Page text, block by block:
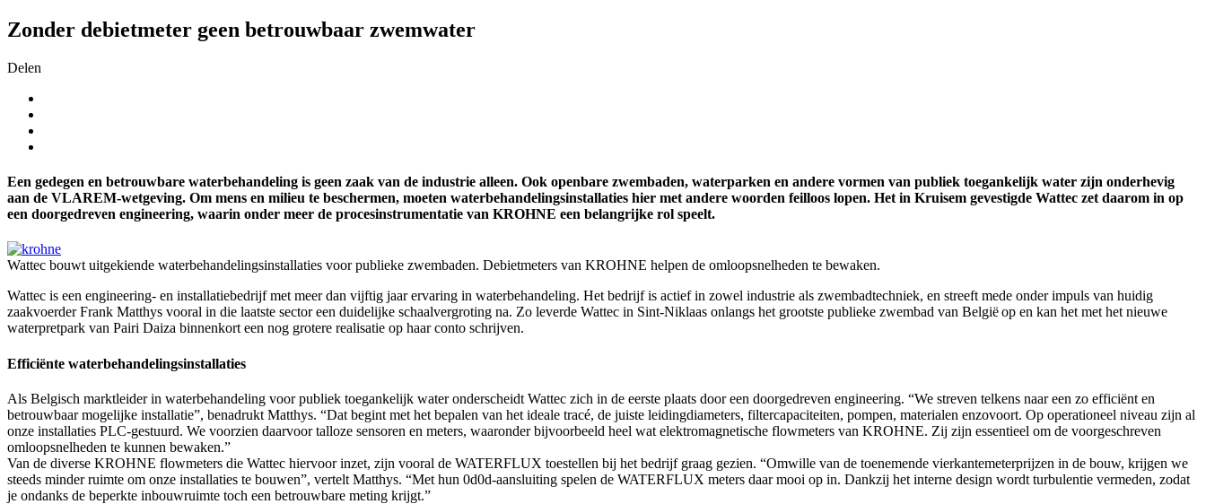
Zonder debietmeter geen betrouwbaar zwemwater
Delen
Een gedegen en betrouwbare waterbehandeling is geen zaak van de industrie alleen. Ook openbare zwembaden, waterparken en andere vormen van publiek toegankelijk water zijn onderhevig
aan de VLAREM-wetgeving. Om mens en milieu te beschermen, moeten waterbehandelingsinstallaties hier met andere woorden feilloos lopen. Het in Kruisem gevestigde Wattec zet daarom in op
een doorgedreven engineering, waarin onder meer de procesinstrumentatie van KROHNE een belangrijke rol speelt.
Wattec bouwt uitgekiende waterbehandelingsinstallaties voor publieke zwembaden. Debietmeters van KROHNE helpen de omloopsnelheden te bewaken.
Wattec is een engineering- en installatiebedrijf met meer dan vijftig jaar ervaring in waterbehandeling. Het bedrijf is actief in zowel industrie als zwembadtechniek, en streeft mede onder impuls van huidig
zaakvoerder Frank Matthys vooral in die laatste sector een duidelijke schaalvergroting na. Zo leverde Wattec in Sint-Niklaas onlangs het grootste publieke zwembad van België op en kan het met het nieuwe
waterpretpark van Pairi Daiza binnenkort een nog grotere realisatie op haar conto schrijven.
Efficiënte waterbehandelingsinstallaties
Als Belgisch marktleider in waterbehandeling voor publiek toegankelijk water onderscheidt Wattec zich in de eerste plaats door een doorgedreven engineering. “We streven telkens naar een zo efficiënt en
betrouwbaar mogelijke installatie”, benadrukt Matthys. “Dat begint met het bepalen van het ideale tracé, de juiste leidingdiameters, filtercapaciteiten, pompen, materialen enzovoort. Op operationeel niveau zijn al
onze installaties PLC-gestuurd. We voorzien daarvoor talloze sensoren en meters, waaronder bijvoorbeeld heel wat elektromagnetische flowmeters van KROHNE. Zij zijn essentieel om de voorgeschreven
omloopsnelheden te kunnen bewaken.”
Van de diverse KROHNE flowmeters die Wattec hiervoor inzet, zijn vooral de WATERFLUX toestellen bij het bedrijf graag gezien. “Omwille van de toenemende vierkantemeterprijzen in de bouw, krijgen we
steeds minder ruimte om onze installaties te bouwen”, vertelt Matthys. “Met hun 0d0d-aansluiting spelen de WATERFLUX meters daar mooi op in. Dankzij het interne design wordt turbulentie vermeden, zodat
je ondanks de beperkte inbouwruimte toch een betrouwbare meting krijgt.”